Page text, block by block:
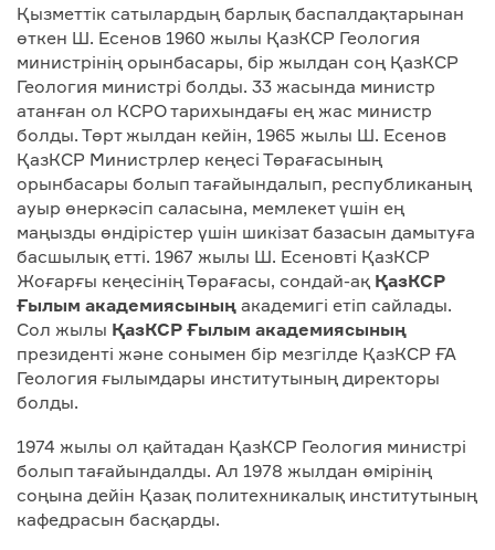
Қызметтік сатылардың барлық баспалдақтарынан
өткен Ш. Есенов 1960 жылы ҚазКСР Геология
министрінің орынбасары, бір жылдан соң ҚазКСР
Геология министрі болды. 33 жасында министр
атанған ол КСРО тарихындағы ең жас министр
болды. Төрт жылдан кейін, 1965 жылы Ш. Есенов
ҚазКСР Министрлер кеңесі Төрағасының
орынбасары болып тағайындалып, республиканың
ауыр өнеркәсіп саласына, мемлекет үшін ең
маңызды өндірістер үшін шикізат базасын дамытуға
басшылық етті. 1967 жылы Ш. Есеновті ҚазКСР
Жоғарғы кеңесінің Төрағасы, сондай-ақ ҚазКСР
Ғылым академиясының академигі етіп сайлады.
Сол жылы ҚазКСР Ғылым академиясының
президенті және сонымен бір мезгілде ҚазКСР ҒА
Геология ғылымдары институтының директоры
болды.
1974 жылы ол қайтадан ҚазКСР Геология министрі
болып тағайындалды. Ал 1978 жылдан өмірінің
соңына дейін Қазақ политехникалық институтының
кафедрасын басқарды.